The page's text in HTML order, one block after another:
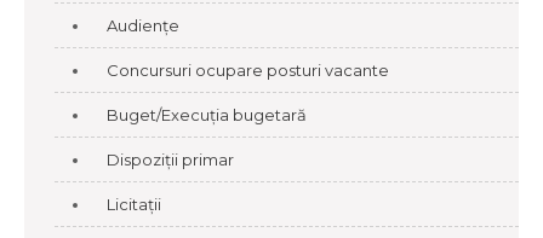
Audiențe
Concursuri ocupare posturi vacante
Buget/Execuția bugetară
Dispoziții primar
Licitații